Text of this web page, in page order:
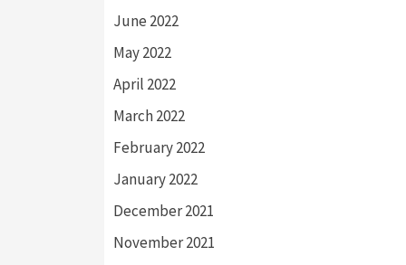
June 2022
May 2022
April 2022
March 2022
February 2022
January 2022
December 2021
November 2021